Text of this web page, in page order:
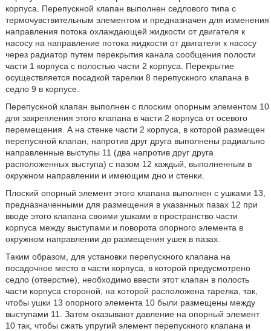
корпуса. Перепускной клапан выполнен седлового типа с
термочувствительным элементом и предназначен для изменения
направления потока охлаждающей жидкости от двигателя к
насосу на направление потока жидкости от двигателя к насосу
через радиатор путем перекрытия канала сообщения полости
части 1 корпуса с полостью части 2 корпуса. Перекрытие
осуществляется посадкой тарелки 8 перепускного клапана в
седло 9 в корпусе.
Перепускной клапан выполнен с плоским опорным элементом 10
для закрепления этого клапана в части 2 корпуса от осевого
перемещения. А на стенке части 2 корпуса, в которой размещен
перепускной клапан, напротив друг друга выполнены радиально
направленные выступы 11 (два напротив друг друга
расположенных выступа) с пазом 12 каждый, выполненным в
окружном направлении и имеющим дно и стенки.
Плоский опорный элемент этого клапана выполнен с ушками 13,
предназначенными для размещения в указанных пазах 12 при
вводе этого клапана своими ушками в пространство части
корпуса между выступами и поворота опорного элемента в
окружном направлении до размещения ушек в пазах.
Таким образом, для установки перепускного клапана на
посадочное место в части корпуса, в которой предусмотрено
седло (отверстие), необходимо ввести этот клапан в полость
части корпуса стороной, на которой расположена тарелка, так,
чтобы ушки 13 опорного элемента 10 были размещены между
выступами 11. Затем оказывают давление на опорный элемент
10 так, чтобы сжать упругий элемент перепускного клапана и